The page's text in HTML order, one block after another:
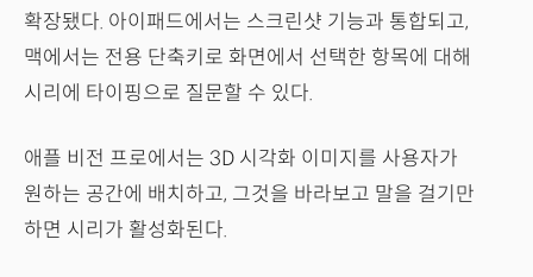
확장됐다. 아이패드에서는 스크린샷 기능과 통합되고,
맥에서는 전용 단축키로 화면에서 선택한 항목에 대해
시리에 타이핑으로 질문할 수 있다.
애플 비전 프로에서는 3D 시각화 이미지를 사용자가
원하는 공간에 배치하고, 그것을 바라보고 말을 걸기만
하면 시리가 활성화된다.